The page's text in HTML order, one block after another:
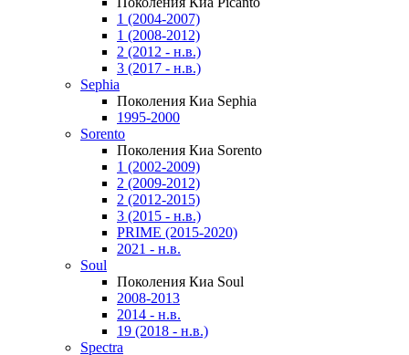
1 (2004-2007)
1 (2008-2012)
2 (2012 - н.в.)
3 (2017 - н.в.)
Sephia
Поколения Киа Sephia
1995-2000
Sorento
Поколения Киа Sorento
1 (2002-2009)
2 (2009-2012)
2 (2012-2015)
3 (2015 - н.в.)
PRIME (2015-2020)
2021 - н.в.
Soul
Поколения Киа Soul
2008-2013
2014 - н.в.
19 (2018 - н.в.)
Spectra